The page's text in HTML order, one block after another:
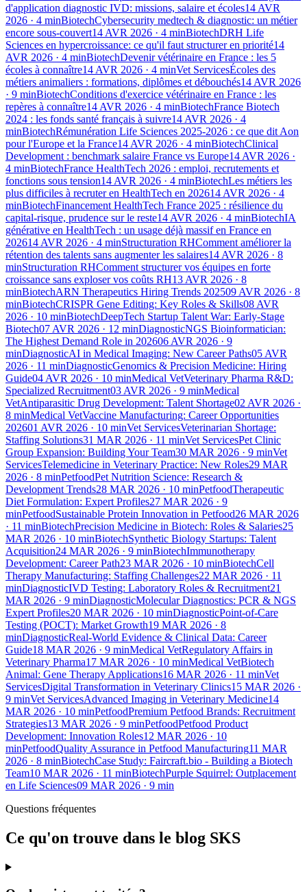
d'application diagnostic IVD: missions, salaire et écoles14 AVR
2026 · 4 minBiotechCybersecurity medtech & diagnostic: un métier
encore sous-couvert14 AVR 2026 · 4 minBiotechDRH Life
Sciences en hypercroissance: ce qu'il faut structurer en priorité14
AVR 2026 · 4 minBiotechDevenir vétérinaire en France : les 5
écoles à connaître14 AVR 2026 · 4 minVet ServicesÉcoles des
métiers animaliers : formations, diplômes et débouchés14 AVR 2026
· 9 minBiotechConditions d'exercice vétérinaire en France : les
repères à connaître14 AVR 2026 · 4 minBiotechFrance Biotech
2024 : les fonds santé français à suivre14 AVR 2026 · 4
minBiotechRémunération Life Sciences 2025-2026 : ce que dit Aon
pour l'Europe et la France14 AVR 2026 · 4 minBiotechClinical
Development : benchmark salaire France vs Europe14 AVR 2026 ·
4 minBiotechFrance HealthTech 2026 : emploi, recrutements et
fonctions sous tension14 AVR 2026 · 4 minBiotechLes métiers les
plus difficiles à recruter en HealthTech en 202614 AVR 2026 · 4
minBiotechFinancement HealthTech France 2025 : résilience du
capital-risque, prudence sur le reste14 AVR 2026 · 4 minBiotechIA
générative en HealthTech : un usage déjà massif en France en
202614 AVR 2026 · 4 minStructuration RHComment améliorer la
rétention des talents sans augmenter les salaires14 AVR 2026 · 8
minStructuration RHComment structurer vos équipes en forte
croissance sans exploser vos coûts RH13 AVR 2026 · 8
minBiotechARN Therapeutics Hiring Trends 202509 AVR 2026 · 8
minBiotechCRISPR Gene Editing: Key Roles & Skills08 AVR
2026 · 10 minBiotechDeepTech Startup Talent War: Early-Stage
Biotech07 AVR 2026 · 12 minDiagnosticNGS Bioinformatician:
The Highest Demand Role in 202606 AVR 2026 · 9
minDiagnosticAI in Medical Imaging: New Career Paths05 AVR
2026 · 11 minDiagnosticGenomics & Precision Medicine: Hiring
Guide04 AVR 2026 · 10 minMedical VetVeterinary Pharma R&D:
Specialized Recruitment03 AVR 2026 · 9 minMedical
VetAntiparasitic Drug Development: Talent Shortage02 AVR 2026 ·
8 minMedical VetVaccine Manufacturing: Career Opportunities
202601 AVR 2026 · 10 minVet ServicesVeterinarian Shortage:
Staffing Solutions31 MAR 2026 · 11 minVet ServicesPet Clinic
Group Expansion: Building Your Team30 MAR 2026 · 9 minVet
ServicesTelemedicine in Veterinary Practice: New Roles29 MAR
2026 · 8 minPetfoodPet Nutrition Science: Research &
Development Trends28 MAR 2026 · 10 minPetfoodTherapeutic
Diet Formulation: Expert Profiles27 MAR 2026 · 9
minPetfoodSustainable Protein Innovation in Petfood26 MAR 2026
· 11 minBiotechPrecision Medicine in Biotech: Roles & Salaries25
MAR 2026 · 10 minBiotechSynthetic Biology Startups: Talent
Acquisition24 MAR 2026 · 9 minBiotechImmunotherapy
Development: Career Path23 MAR 2026 · 10 minBiotechCell
Therapy Manufacturing: Staffing Challenges22 MAR 2026 · 11
minDiagnosticIVD Testing: Laboratory Roles & Recruitment21
MAR 2026 · 9 minDiagnosticMolecular Diagnostics: PCR & NGS
Expert Profiles20 MAR 2026 · 10 minDiagnosticPoint-of-Care
Testing (POCT): Market Growth19 MAR 2026 · 8
minDiagnosticReal-World Evidence & Clinical Data: Career
Guide18 MAR 2026 · 9 minMedical VetRegulatory Affairs in
Veterinary Pharma17 MAR 2026 · 10 minMedical VetBiotech
Animal: Gene Therapy Applications16 MAR 2026 · 11 minVet
ServicesDigital Transformation in Veterinary Clinics15 MAR 2026 ·
9 minVet ServicesAdvanced Imaging in Veterinary Medicine14
MAR 2026 · 10 minPetfoodPremium Petfood Brands: Recruitment
Strategies13 MAR 2026 · 9 minPetfoodPetfood Product
Development: Innovation Roles12 MAR 2026 · 10
minPetfoodQuality Assurance in Petfood Manufacturing11 MAR
2026 · 8 minBiotechCase Study: Faircraft.bio - Building a Biotech
Team10 MAR 2026 · 11 minBiotechPurple Squirrel: Outplacement
en Life Sciences09 MAR 2026 · 9 min
Questions fréquentes
Ce qu'on trouve dans le blog SKS